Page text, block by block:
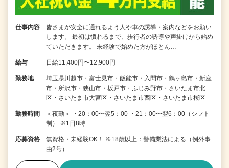
仕事内容
皆さまが安全に通れるよう人や車の誘導・案内などをお願い
します。 最初は慣れるまで、歩行者の誘導や声掛けから始め
ていただきます。 未経験で始めた方がほとん…
給与 日給11,400円〜12,900円
勤務地
埼玉県川越市・富士見市・飯能市・入間市・鶴ヶ島市・新座
市・所沢市・狭山市・坂戸市・ふじみ野市・さいたま市北
区・さいたま市大宮区・さいたま市西区・さいたま市桜区
勤務時間
＜夜勤＞ ・20：00〜翌5：00 ・21：00〜翌6：00（シフト
制） ※1日8時…
応募資格
無資格・未経験OK！ ※18歳以上：警備業法による（例外事
由2号）